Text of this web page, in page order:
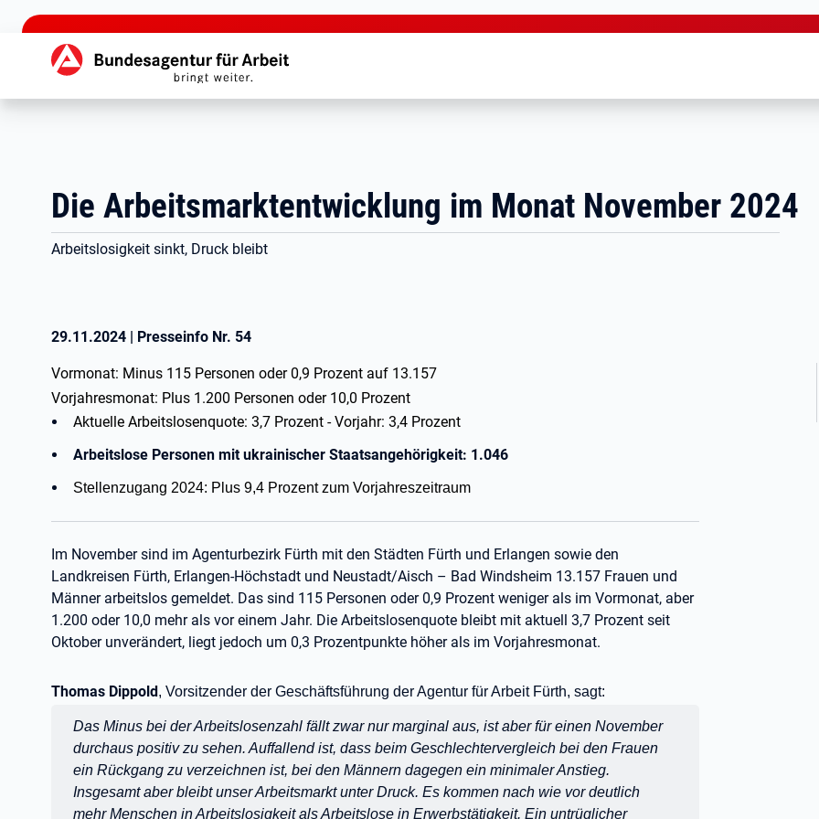
zu den Hauptinhalten springen
Hauptnavigation
Die Arbeitsmarktentwicklung im Monat November 2024
Arbeitslosigkeit sinkt, Druck bleibt
29.11.2024 | Presseinfo Nr. 54
Vormonat: Minus 115 Personen oder 0,9 Prozent auf 13.157
Vorjahresmonat: Plus 1.200 Personen oder 10,0 Prozent
Aktuelle Arbeitslosenquote: 3,7 Prozent - Vorjahr: 3,4 Prozent
Arbeitslose Personen mit ukrainischer Staatsangehörigkeit: 1.046
Stellenzugang 2024: Plus 9,4 Prozent zum Vorjahreszeitraum
Im November sind im Agenturbezirk Fürth mit den Städten Fürth und Erlangen sowie den
Landkreisen Fürth, Erlangen-Höchstadt und Neustadt/Aisch – Bad Windsheim 13.157 Frauen und
Männer arbeitslos gemeldet. Das sind 115 Personen oder 0,9 Prozent weniger als im Vormonat, aber
1.200 oder 10,0 mehr als vor einem Jahr. Die Arbeitslosenquote bleibt mit aktuell 3,7 Prozent seit
Oktober unverändert, liegt jedoch um 0,3 Prozentpunkte höher als im Vorjahresmonat.
Thomas Dippold, Vorsitzender der Geschäftsführung der Agentur für Arbeit Fürth, sagt:
Zitat:
Das Minus bei der Arbeitslosenzahl fällt zwar nur marginal aus, ist aber für einen November
durchaus positiv zu sehen. Auffallend ist, dass beim Geschlechtervergleich bei den Frauen
ein Rückgang zu verzeichnen ist, bei den Männern dagegen ein minimaler Anstieg.
Insgesamt aber bleibt unser Arbeitsmarkt unter Druck. Es kommen nach wie vor deutlich
mehr Menschen in Arbeitslosigkeit als Arbeitslose in Erwerbstätigkeit. Ein untrüglicher